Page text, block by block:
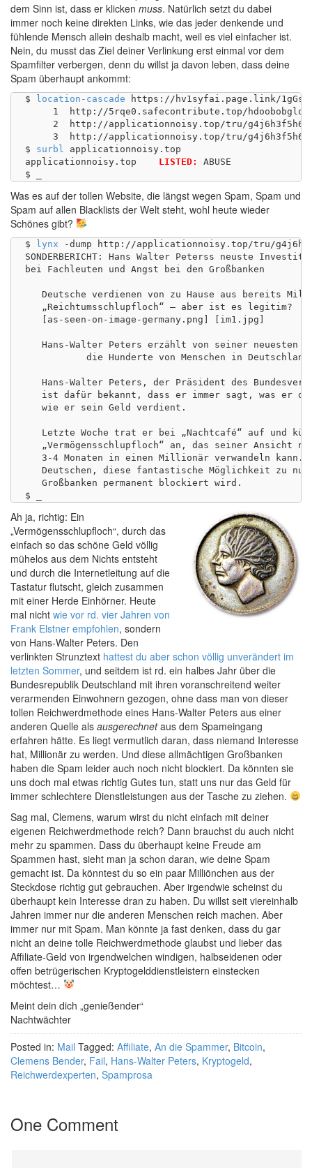
dem Sinn ist, dass er klicken muss. Natürlich setzt du dabei
immer noch keine direkten Links, wie das jeder denkende und
fühlende Mensch allein deshalb macht, weil es viel einfacher ist.
Nein, du musst das Ziel deiner Verlinkung erst einmal vor dem
Spamfilter verbergen, denn du willst ja davon leben, dass deine
Spam überhaupt ankommt:
$ location-cascade https://hv1syfai.page.link/1gGs
     1	http://5rqe0.safecontribute.top/hdoobobglower01
     2	http://applicationnoisy.top/tru/g4j6h3f5h6g3j
     3	http://applicationnoisy.top/tru/g4j6h3f5h6g3j/
$ surbl applicationnoisy.top
LISTED:
ABUSE
Was es auf der tollen Website, die längst wegen Spam, Spam und
Spam auf allen Blacklists der Welt steht, wohl heute wieder
Schönes gibt?
$ lynx -dump http://applicationnoisy.top/tru/
SONDERBERICHT: Hans Walter Peterss neuste
bei Fachleuten und Angst bei den Großbanken
Deutsche verdienen von zu Hause aus bereits
   „Reichtumsschlupfloch“ – aber ist es legitim?
   [as-seen-on-image-germany.png] [im1.jpg]
Hans-Walter Peters erzählt von seiner neuesten
die Hunderte von Menschen in
Hans-Walter Peters, der Präsident des
ist dafür bekannt, dass er immer sagt, was er
   wie er sein Geld verdient.
Letzte Woche trat er bei „Nachtcafé“ auf und
„Vermögensschlupfloch“ an, das seiner Ansicht
3-4 Monaten in einen Millionär verwandeln kann.
Deutschen, diese fantastische Möglichkeit zu
   Großbanken permanent blockiert wird.
Ah ja, richtig: Ein
„Vermögensschlupfloch“, durch das
einfach so das schöne Geld völlig
mühelos aus dem Nichts entsteht
und durch die Internetleitung auf die
Tastatur flutscht, gleich zusammen
mit einer Herde Einhörner. Heute
mal nicht wie vor rd. vier Jahren von
Frank Elstner empfohlen, sondern
von Hans-Walter Peters. Den
verlinkten Strunztext hattest du aber schon völlig unverändert im
letzten Sommer, und seitdem ist rd. ein halbes Jahr über die
Bundesrepublik Deutschland mit ihren voranschreitend weiter
verarmenden Einwohnern gezogen, ohne dass man von dieser
tollen Reichwerdmethode eines Hans-Walter Peters aus einer
anderen Quelle als ausgerechnetaus dem Spameingang
erfahren hätte. Es liegt vermutlich daran, dass niemand Interesse
hat, Millionär zu werden. Und diese allmächtigen Großbanken
haben die Spam leider auch noch nicht blockiert. Da könnten sie
uns doch mal etwas richtig Gutes tun, statt uns nur das Geld für
immer schlechtere Dienstleistungen aus der Tasche zu ziehen.
Sag mal, Clemens, warum wirst du nicht einfach mit deiner
eigenen Reichwerdmethode reich? Dann brauchst du auch nicht
mehr zu spammen. Dass du überhaupt keine Freude am
Spammen hast, sieht man ja schon daran, wie deine Spam
gemacht ist. Da könntest du so ein paar Milliönchen aus der
Steckdose richtig gut gebrauchen. Aber irgendwie scheinst du
überhaupt kein Interesse dran zu haben. Du willst seit viereinhalb
Jahren immer nur die anderen Menschen reich machen. Aber
immer nur mit Spam. Man könnte ja fast denken, dass du gar
nicht an deine tolle Reichwerdmethode glaubst und lieber das
Affiliate-Geld von irgendwelchen windigen, halbseidenen oder
offen betrügerischen Kryptogelddienstleistern einstecken
möchtest…
Meint dein dich „genießender“
Nachtwächter
Posted in: Mail Tagged: Affiliate, An die Spammer, Bitcoin,
Clemens Bender, Fail, Hans-Walter Peters, Kryptogeld,
Reichwerdexperten, Spamprosa
One Comment